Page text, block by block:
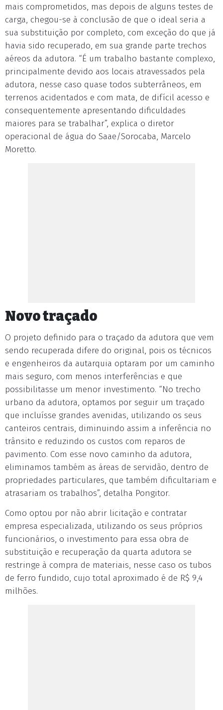
mais comprometidos, mas depois de alguns testes de
carga, chegou-se à conclusão de que o ideal seria a
sua substituição por completo, com exceção do que já
havia sido recuperado, em sua grande parte trechos
aéreos da adutora. “É um trabalho bastante complexo,
principalmente devido aos locais atravessados pela
adutora, nesse caso quase todos subterrâneos, em
terrenos acidentados e com mata, de difícil acesso e
consequentemente apresentando dificuldades
maiores para se trabalhar”, explica o diretor
operacional de água do Saae/Sorocaba, Marcelo
Moretto.
Novo traçado
O projeto definido para o traçado da adutora que vem
sendo recuperada difere do original, pois os técnicos
e engenheiros da autarquia optaram por um caminho
mais seguro, com menos interferências e que
possibilitasse um menor investimento. “No trecho
urbano da adutora, optamos por seguir um traçado
que incluísse grandes avenidas, utilizando os seus
canteiros centrais, diminuindo assim a inferência no
trânsito e reduzindo os custos com reparos de
pavimento. Com esse novo caminho da adutora,
eliminamos também as áreas de servidão, dentro de
propriedades particulares, que também dificultariam e
atrasariam os trabalhos”, detalha Pongitor.
Como optou por não abrir licitação e contratar
empresa especializada, utilizando os seus próprios
funcionários, o investimento para essa obra de
substituição e recuperação da quarta adutora se
restringe à compra de materiais, nesse caso os tubos
de ferro fundido, cujo total aproximado é de R$ 9,4
milhões.